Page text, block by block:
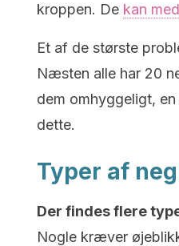
kroppen. De kan
Et af de største
Næsten alle har 20
dem omhyggeligt,
dette.
Typer af
Der findes flere
Nogle kræver